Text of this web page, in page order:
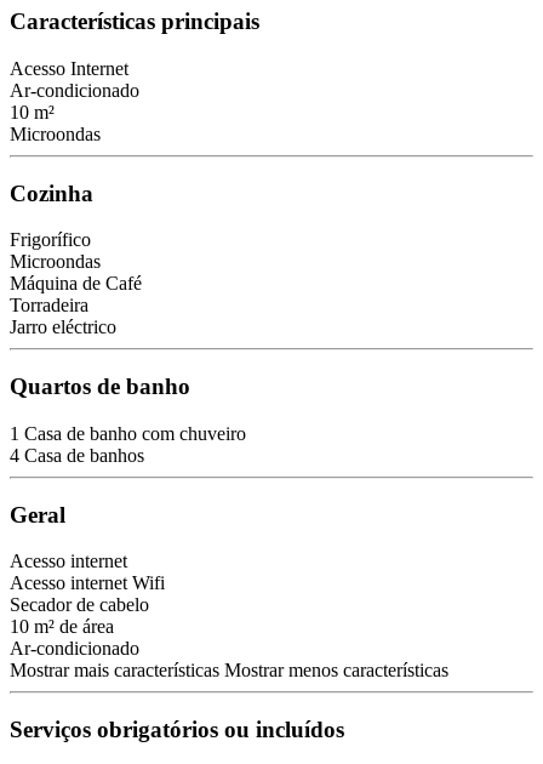
Características principais
Acesso Internet
Ar-condicionado
10 m²
Microondas
Cozinha
Frigorífico
Microondas
Máquina de Café
Torradeira
Jarro eléctrico
Quartos de banho
1 Casa de banho com chuveiro
4 Casa de banhos
Geral
Acesso internet
Acesso internet Wifi
Secador de cabelo
10 m² de área
Ar-condicionado
Mostrar mais características Mostrar menos características
Serviços obrigatórios ou incluídos